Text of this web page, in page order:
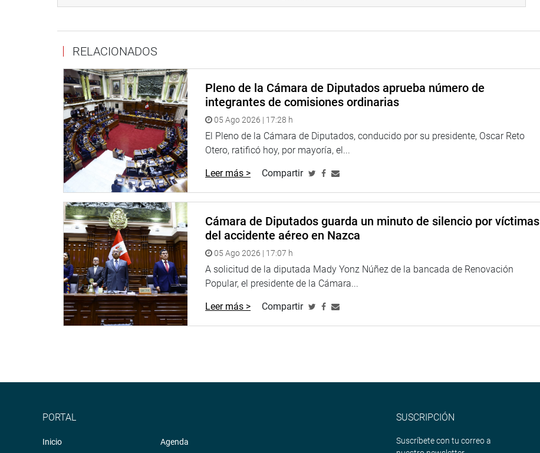
PRENSA CONGRESO
RELACIONADOS
Pleno de la Cámara de Diputados aprueba número de
integrantes de comisiones ordinarias
05 Ago 2026 | 17:28 h
El Pleno de la Cámara de Diputados, conducido por su presidente, Oscar Reto
Otero, ratificó hoy, por mayoría, el...
Leer más > Compartir
Cámara de Diputados guarda un minuto de silencio por víctimas
del accidente aéreo en Nazca
05 Ago 2026 | 17:07 h
A solicitud de la diputada Mady Yonz Núñez de la bancada de Renovación
Popular, el presidente de la Cámara...
Leer más > Compartir
PORTAL
Inicio Agenda
SUSCRIPCIÓN
Suscríbete con tu correo a